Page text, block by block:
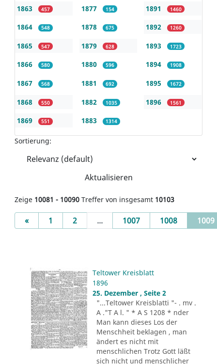
1863 457
1864 548
1865 547
1866 580
1867 568
1868 550
1869 551
1877 154
1878 675
1879 628
1880 596
1881 692
1882 1035
1883 1314
1891 1460
1892 1260
1893 1723
1894 1908
1895 1672
1896 1561
Sortierung:
Aktualisieren
Zeige 10081 - 10090 Treffer von insgesamt 10103
«Previous
1 2 ... 1007 1008 1009
Teltower Kreisblatt
1896
25. Dezember , Seite 2
"...Teltower Kreisblatti "- . mv .
A ."T A l. " * A S 1208 * nder
Man kann dieses Los der
Menschheit beklagen , man
ändert es nicht mit
menschlichen Trotz Gott läßt
sich nicht und menschlicher